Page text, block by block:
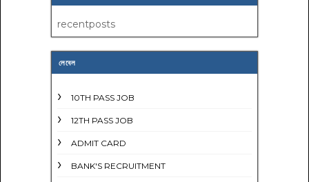
recentposts
লেবেল
10TH PASS JOB
12TH PASS JOB
ADMIT CARD
BANK'S RECRUITMENT